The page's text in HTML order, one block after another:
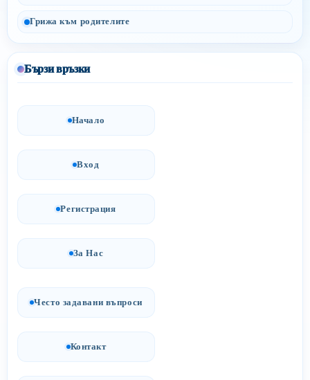
Грижа към родителите
Бързи връзки
Начало
Вход
Регистрация
За Нас
Често задавани въпроси
Контакт